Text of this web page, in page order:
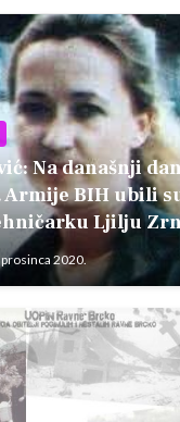
Na današnji
BIH ubili
Ljilju
prosinca 2020.